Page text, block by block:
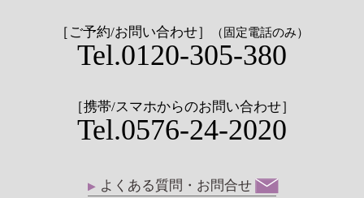
［ご予約/お問い合わせ］ （固定電話のみ）
Tel.0120-305-380
［携帯/スマホからのお問い合わせ］
Tel.0576-24-2020
よくある質問・お問合せ